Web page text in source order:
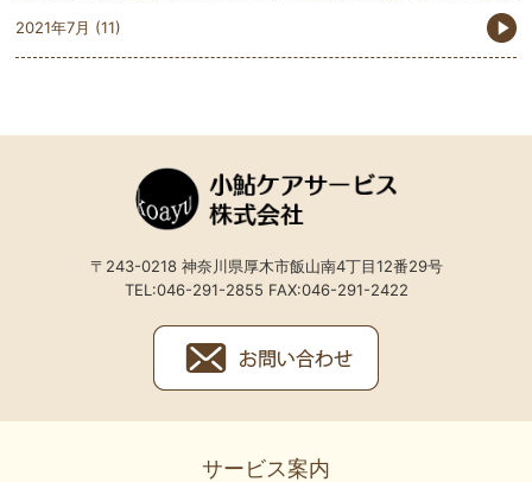
2021年7月 (11)
〒243-0218 神奈川県厚木市飯山南4丁目12番29号
TEL:046-291-2855 FAX:046-291-2422
サービス案内